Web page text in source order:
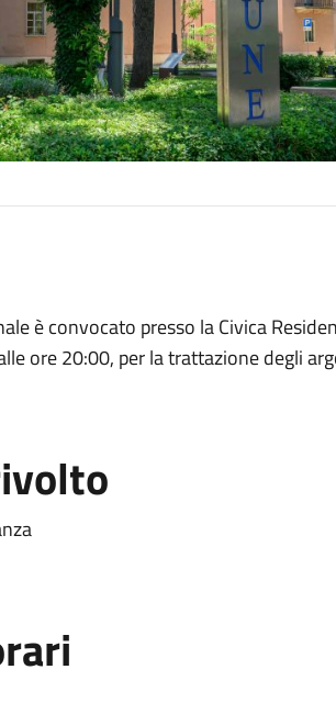
è convocato presso la Civica
ore 20:00, per la trattazione degli